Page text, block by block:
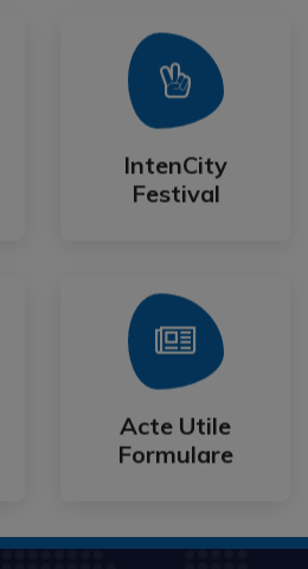
IntenCity
Festival
IntenCity
Festival
Mai Mult
Acte Utile
Formulare
Acte Utile
Formulare
Mai Mult